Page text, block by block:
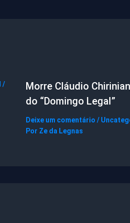
/
Morre Cláudio
do “Domingo Legal”
Deixe um comentário /
Por Ze da Legnas